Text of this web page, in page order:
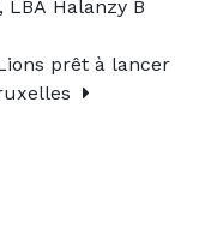
LBA Halanzy B
prêt à lancer